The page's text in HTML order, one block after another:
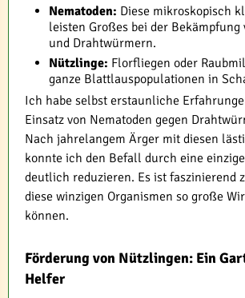
Nematoden: Diese mikroskopisch
leisten Großes bei der Bekämpfung
und Drahtwürmern.
Nützlinge: Florfliegen oder
ganze Blattlauspopulationen in
Ich habe selbst erstaunliche
Einsatz von Nematoden gegen
Nach jahrelangem Ärger mit diesen
konnte ich den Befall durch eine
deutlich reduzieren. Es ist faszinierend
diese winzigen Organismen so große
können.
Förderung von Nützlingen: Ein
Helfer